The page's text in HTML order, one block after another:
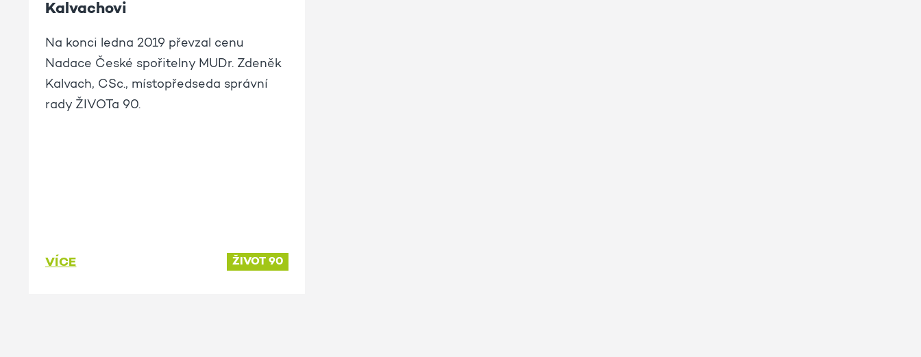
Kalvachovi
Na konci ledna 2019 převzal cenu
Nadace České spořitelny MUDr. Zdeněk
Kalvach, CSc., místopředseda správní
rady ŽIVOTa 90.
VÍCE ŽIVOT 90